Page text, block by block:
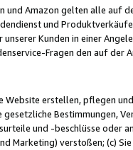
und Amazon gelten alle auf
und
Kunden in einer
Fragen den auf der
Website erstellen, pflegen
Bestimmungen,
und -beschlüsse oder
Marketing) verstoßen; (c)